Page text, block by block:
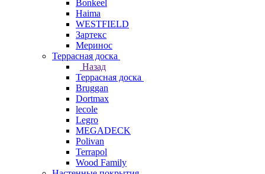
Bonkeel
Haima
WESTFIELD
Зартекс
Меринос
Террасная доска
Назад
Террасная доска
Bruggan
Dortmax
lecole
Legro
MEGADECK
Polivan
Terrapol
Wood Family